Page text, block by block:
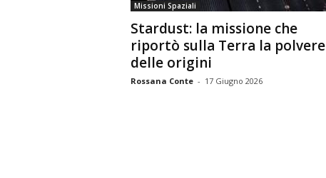
i
a
Missioni Spaziali
Stardust: la missione che
riportò sulla Terra la polvere
delle origini
Rossana Conte - 17 Giugno 2026